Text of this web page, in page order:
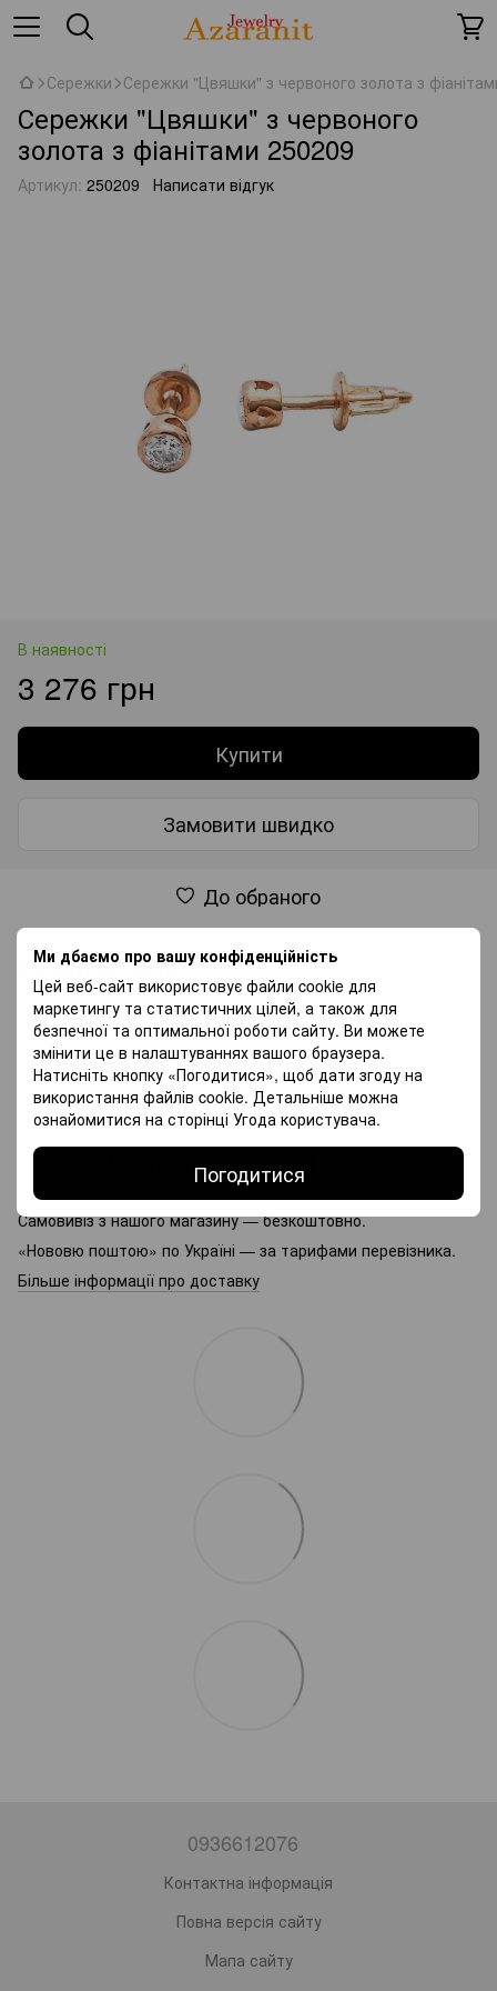
Ми дбаємо про вашу конфіденційність
Цей веб-сайт використовує файли cookie для
маркетингу та статистичних цілей, а також для
безпечної та оптимальної роботи сайту. Ви можете
змінити це в налаштуваннях вашого браузера.
Натисніть кнопку «Погодитися», щоб дати згоду на
використання файлів cookie. Детальніше можна
ознайомитися на сторінці Угода користувача.
Погодитися
Сережки Сережки "Цвяшки" з червоного золота з
Сережки "Цвяшки" з червоного
золота з фіанітами 250209
Артикул: 250209 Написати відгук
В наявності
3 276 грн
Купити
Замовити швидко
До обраного
Характеристики
Проба
585
Вставка
фіаніти
Вага
1.2 г
Вага вставки
0.08 г
Доставка
Самовивіз з нашого магазину — безкоштовно.
«Нововю поштою» по Україні — за тарифами перевізника.
Більше інформації про доставку
0936612076
Контактна інформація
Повна версія сайту
Мапа сайту